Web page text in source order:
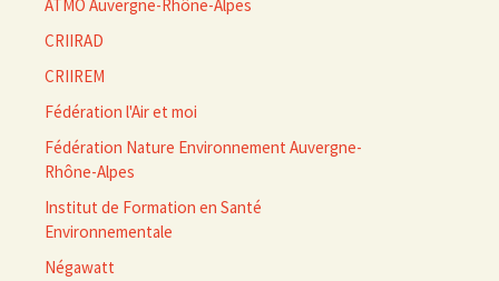
ATMO Auvergne-Rhône-Alpes
CRIIRAD
CRIIREM
Fédération l'Air et moi
Fédération Nature Environnement Auvergne-
Rhône-Alpes
Institut de Formation en Santé
Environnementale
Négawatt